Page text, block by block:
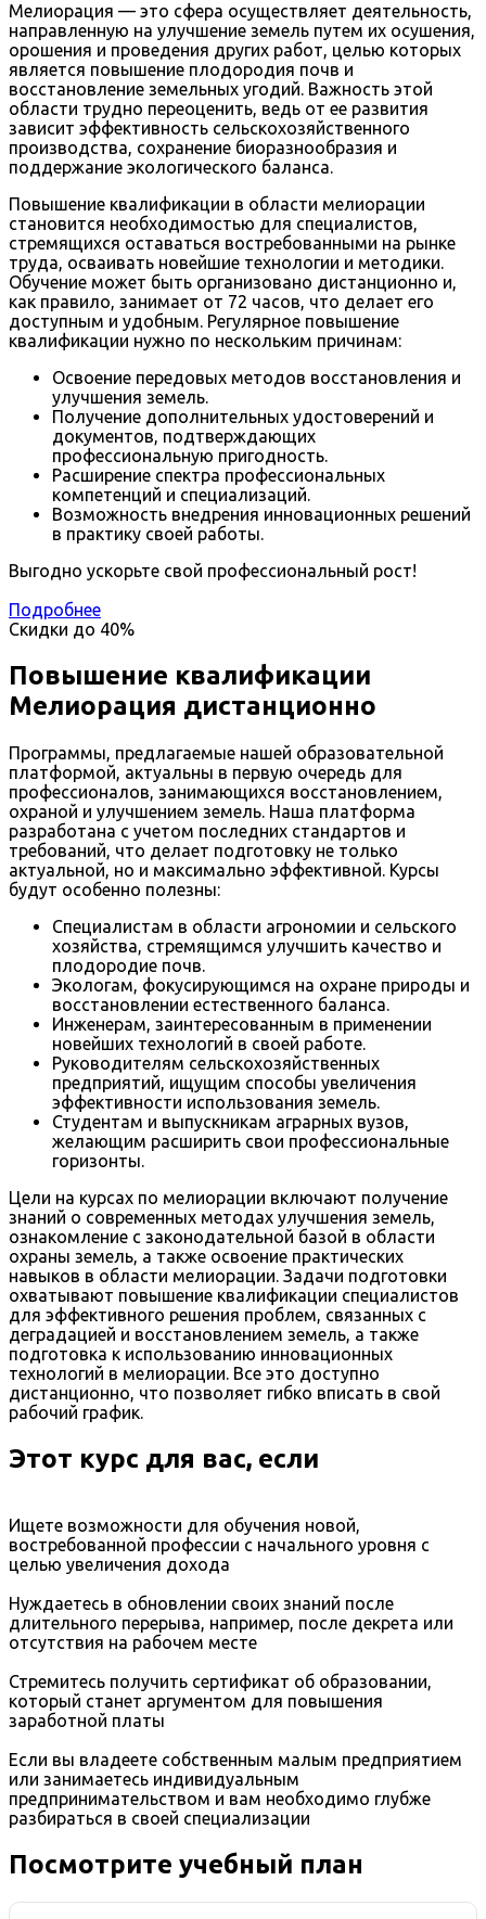
Мелиорация — это сфера осуществляет деятельность,
направленную на улучшение земель путем их осушения,
орошения и проведения других работ, целью которых
является повышение плодородия почв и
восстановление земельных угодий. Важность этой
области трудно переоценить, ведь от ее развития
зависит эффективность сельскохозяйственного
производства, сохранение биоразнообразия и
поддержание экологического баланса.
Повышение квалификации в области мелиорации
становится необходимостью для специалистов,
стремящихся оставаться востребованными на рынке
труда, осваивать новейшие технологии и методики.
Обучение может быть организовано дистанционно и,
как правило, занимает от 72 часов, что делает его
доступным и удобным. Регулярное повышение
квалификации нужно по нескольким причинам:
Освоение передовых методов восстановления и
улучшения земель.
Получение дополнительных удостоверений и
документов, подтверждающих
профессиональную пригодность.
Расширение спектра профессиональных
компетенций и специализаций.
Возможность внедрения инновационных решений
в практику своей работы.
Выгодно ускорьте свой профессиональный рост!
Подробнее
Скидки до 40%
Повышение квалификации
Мелиорация дистанционно
Программы, предлагаемые нашей образовательной
платформой, актуальны в первую очередь для
профессионалов, занимающихся восстановлением,
охраной и улучшением земель. Наша платформа
разработана с учетом последних стандартов и
требований, что делает подготовку не только
актуальной, но и максимально эффективной. Курсы
будут особенно полезны:
Специалистам в области агрономии и сельского
хозяйства, стремящимся улучшить качество и
плодородие почв.
Экологам, фокусирующимся на охране природы и
восстановлении естественного баланса.
Инженерам, заинтересованным в применении
новейших технологий в своей работе.
Руководителям сельскохозяйственных
предприятий, ищущим способы увеличения
эффективности использования земель.
Студентам и выпускникам аграрных вузов,
желающим расширить свои профессиональные
горизонты.
Цели на курсах по мелиорации включают получение
знаний о современных методах улучшения земель,
ознакомление с законодательной базой в области
охраны земель, а также освоение практических
навыков в области мелиорации. Задачи подготовки
охватывают повышение квалификации специалистов
для эффективного решения проблем, связанных с
деградацией и восстановлением земель, а также
подготовка к использованию инновационных
технологий в мелиорации. Все это доступно
дистанционно, что позволяет гибко вписать в свой
рабочий график.
Этот курс для вас, если
Ищете возможности для обучения новой,
востребованной профессии с начального уровня с
целью увеличения дохода
Нуждаетесь в обновлении своих знаний после
длительного перерыва, например, после декрета или
отсутствия на рабочем месте
Стремитесь получить сертификат об образовании,
который станет аргументом для повышения
заработной платы
Если вы владеете собственным малым предприятием
или занимаетесь индивидуальным
предпринимательством и вам необходимо глубже
разбираться в своей специализации
Посмотрите учебный план